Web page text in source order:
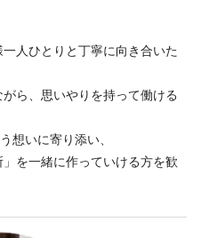
人ひとりと丁寧に向き合いた
ら、思いやりを持って働ける
想いに寄り添い、
を一緒に作っていける方を歓